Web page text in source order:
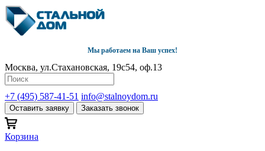
Мы работаем на Ваш успех!
Москва, ул.Стахановская, 19с54, оф.13
+7 (495) 587-41-51 info@stalnoydom.ru
Оставить заявку Заказать звонок
Корзина